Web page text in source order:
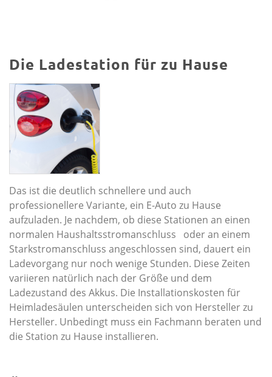
Die Ladestation für zu Hause
Das ist die deutlich schnellere und auch
professionellere Variante, ein E-Auto zu Hause
aufzuladen. Je nachdem, ob diese Stationen an einen
normalen Haushaltsstromanschluss oder an einem
Starkstromanschluss angeschlossen sind, dauert ein
Ladevorgang nur noch wenige Stunden. Diese Zeiten
variieren natürlich nach der Größe und dem
Ladezustand des Akkus. Die Installationskosten für
Heimladesäulen unterscheiden sich von Hersteller zu
Hersteller. Unbedingt muss ein Fachmann beraten und
die Station zu Hause installieren.